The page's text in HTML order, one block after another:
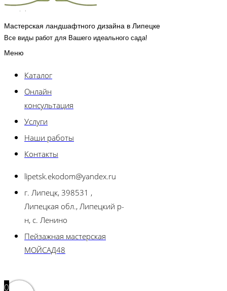
Мастерская ландшафтного дизайна в Липецке
Все виды работ для Вашего идеального сада!
Меню
Каталог
Онлайн
консультация
Услуги
Наши работы
Контакты
lipetsk.ekodom@yandex.ru
г. Липецк, 398531 ,
Липецкая обл., Липецкий р-
н, с. Ленино
Пейзажная мастерская
МОЙСАД48
0